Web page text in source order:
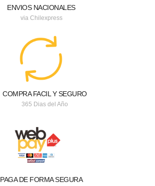
ENVIOS NACIONALES
via Chilexpress
COMPRA FACIL Y SEGURO
365 Dias del Año
PAGA DE FORMA SEGURA